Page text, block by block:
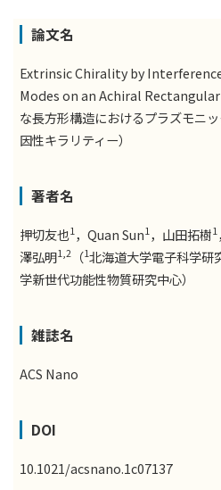
論文名
Extrinsic Chirality by
Modes on an Achiral
な長方形構造におけるプラズモニ
因性キラリティー）
著者名
押切友也1，Quan Sun1，山田拓樹1
澤弘明1,2 （1北海道大学電子科学研
学新世代功能性物質研究中心）
雑誌名
ACS Nano
DOI
10.1021/acsnano.1c07137